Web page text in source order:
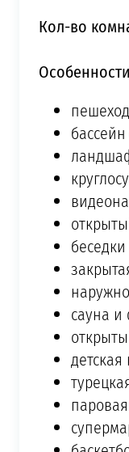
Кол-во
беседки
сауна и